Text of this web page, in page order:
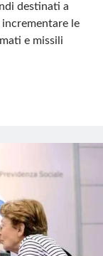
editoriale ai
di quanto
cancellati quelli
di genere spam,
delle norme sulla
e saranno
destinati a
incrementare le
e missili